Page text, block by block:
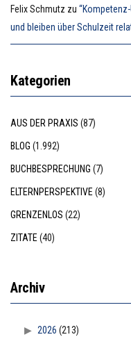
Felix Schmutz zu
und bleiben über Schulzeit
Kategorien
AUS DER PRAXIS (87)
BLOG (1.992)
BUCHBESPRECHUNG (7)
ELTERNPERSPEKTIVE (8)
GRENZENLOS (22)
ZITATE (40)
Archiv
2026 (213)